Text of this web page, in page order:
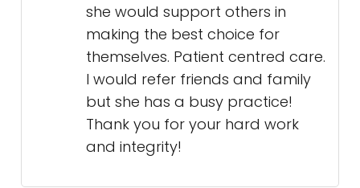
she would support others in
making the best choice for
themselves. Patient centred care.
I would refer friends and family
but she has a busy practice!
Thank you for your hard work
and integrity!